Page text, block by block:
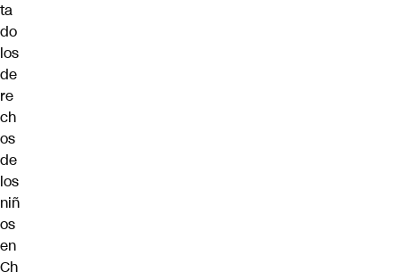
ta
do
los
de
re
ch
os
de
los
niñ
os
en
Ch